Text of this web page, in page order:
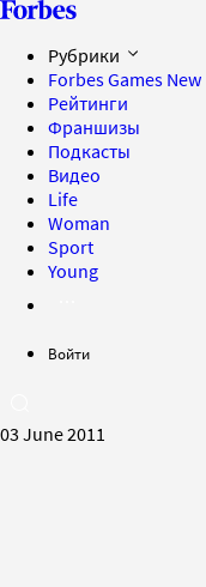
Рубрики
Forbes Games New
Рейтинги
Франшизы
Подкасты
Видео
Life
Woman
Sport
Young
Войти
03 June 2011